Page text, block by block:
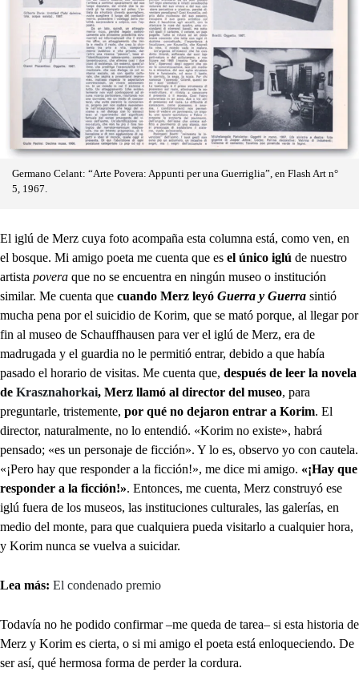
Germano Celant: “Arte Povera: Appunti per una Guerriglia”, en Flash Art n°
5, 1967.
El iglú de Merz cuya foto acompaña esta columna está, como ven, en
el bosque. Mi amigo poeta me cuenta que es el único iglú de nuestro
artista povera que no se encuentra en ningún museo o institución
similar. Me cuenta que cuando Merz leyó Guerra y Guerra sintió
mucha pena por el suicidio de Korim, que se mató porque, al llegar por
fin al museo de Schauffhausen para ver el iglú de Merz, era de
madrugada y el guardia no le permitió entrar, debido a que había
pasado el horario de visitas. Me cuenta que, después de leer la novela
de Krasznahorkai, Merz llamó al director del museo, para
preguntarle, tristemente, por qué no dejaron entrar a Korim. El
director, naturalmente, no lo entendió. «Korim no existe», habrá
pensado; «es un personaje de ficción». Y lo es, observo yo con cautela.
«¡Pero hay que responder a la ficción!», me dice mi amigo. «¡Hay que
responder a la ficción!». Entonces, me cuenta, Merz construyó ese
iglú fuera de los museos, las instituciones culturales, las galerías, en
medio del monte, para que cualquiera pueda visitarlo a cualquier hora,
y Korim nunca se vuelva a suicidar.
Lea más: El condenado premio
Todavía no he podido confirmar –me queda de tarea– si esta historia de
Merz y Korim es cierta, o si mi amigo el poeta está enloqueciendo. De
ser así, qué hermosa forma de perder la cordura.